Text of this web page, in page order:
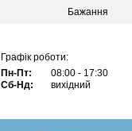
Бажання
Графік роботи:
Пн-Пт:
08:00 - 17:30
Сб-Нд:
вихідний